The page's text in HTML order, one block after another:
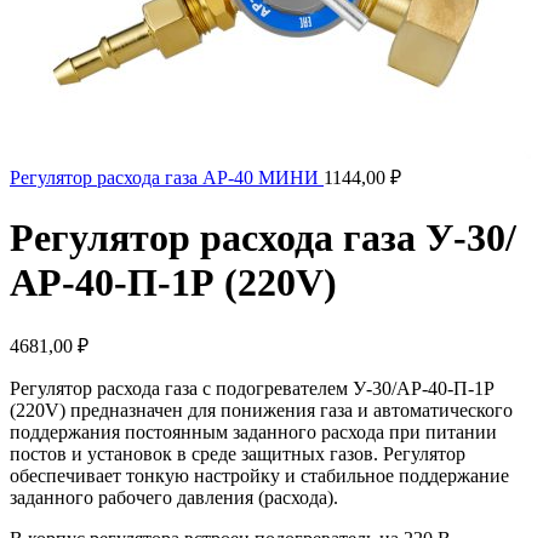
Регулятор расхода газа АР-40 МИНИ 1144,00 ₽
Регулятор расхода газа У-30/
АР-40-П-1Р (220V)
4681,00 ₽
Регулятор расхода газа с подогревателем У-30/АР-40-П-1Р
(220V) предназначен для понижения газа и автоматического
поддержания постоянным заданного расхода при питании
постов и установок в среде защитных газов. Регулятор
обеспечивает тонкую настройку и стабильное поддержание
заданного рабочего давления (расхода).